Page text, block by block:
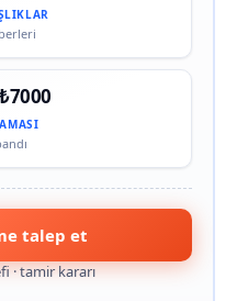
talep et
· tamir kararı